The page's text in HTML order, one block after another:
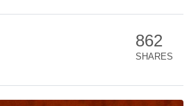
862
SHARES